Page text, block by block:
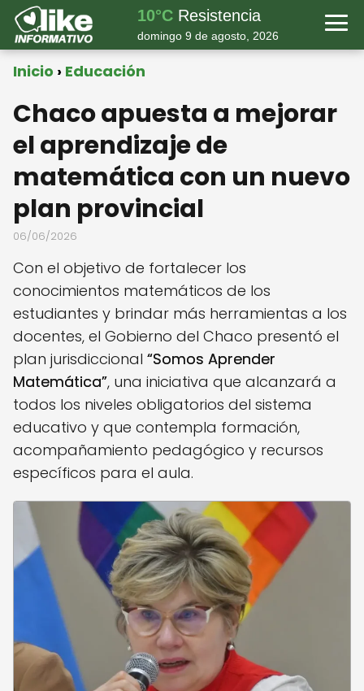
10°C Resistencia
domingo 9 de agosto, 2026
Inicio Educación
Chaco apuesta a mejorar
el aprendizaje de
matemática con un nuevo
plan provincial
06/06/2026
Con el objetivo de fortalecer los
conocimientos matemáticos de los
estudiantes y brindar más herramientas a los
docentes, el Gobierno del Chaco presentó el
plan jurisdiccional “Somos Aprender
Matemática”, una iniciativa que alcanzará a
todos los niveles obligatorios del sistema
educativo y que contempla formación,
acompañamiento pedagógico y recursos
específicos para el aula.